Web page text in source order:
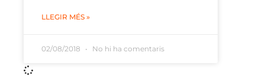
LLEGIR MÉS »
02/08/2018 No hi ha comentaris